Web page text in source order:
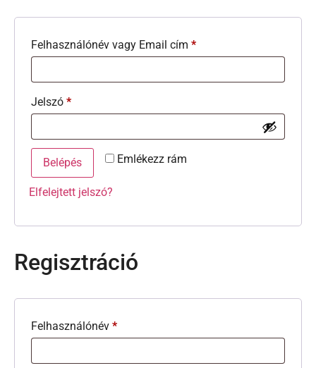
Felhasználónév vagy Email cím *
Jelszó *
Emlékezz rám
Belépés
Elfelejtett jelszó?
Regisztráció
Felhasználónév *